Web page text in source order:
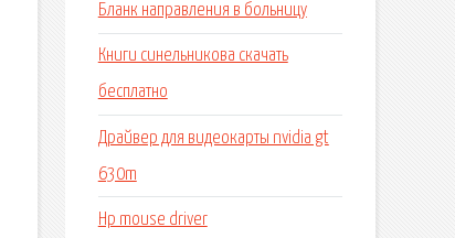
Бланк направления в больницу
Книги синельникова скачать
бесплатно
Драйвер для видеокарты nvidia gt
630m
Hp mouse driver